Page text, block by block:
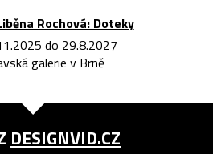
Rochová: Doteky
do 29.8.2027
galerie v Brně
DESIGNVID.CZ